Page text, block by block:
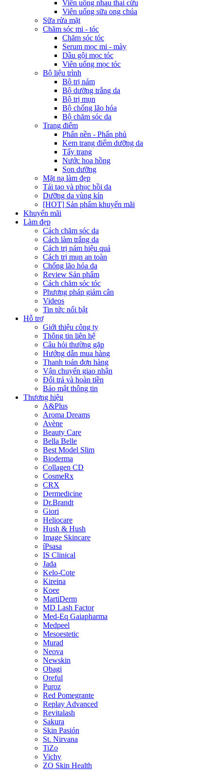
Viên uống nhau thai cừu
Viên uống sữa ong chúa
Sữa rửa mặt
Chăm sóc mi - tóc
Chăm sóc tóc
Serum mọc mi - mày
Dầu gội mọc tóc
Viên uống mọc tóc
Bộ liệu trình
Bộ trị nám
Bộ dưỡng trắng da
Bộ trị mụn
Bộ chống lão hóa
Bộ chăm sóc da
Trang điểm
Phấn nền - Phấn phủ
Kem trang điểm dưỡng da
Tẩy trang
Nước hoa hồng
Son dưỡng
Mặt nạ làm đẹp
Tái tạo và phục hồi da
Dưỡng da vùng kín
[HOT] Sản phẩm khuyến mãi
Khuyến mãi
Làm đẹp
Cách chăm sóc da
Cách làm trắng da
Cách trị nám hiệu quả
Cách trị mụn an toàn
Chống lão hóa da
Review Sản phẩm
Cách chăm sóc tóc
Phương pháp giảm cân
Videos
Tin tức nổi bật
Hỗ trợ
Giới thiệu công ty
Thông tin liên hệ
Câu hỏi thường gặp
Hướng dẫn mua hàng
Thanh toán đơn hàng
Vận chuyển giao nhận
Đổi trả và hoàn tiền
Bảo mật thông tin
Thương hiệu
A&Plus
Aroma Dreams
Avène
Beauty Care
Bella Belle
Best Model Slim
Bioderma
Collagen CD
CosmeRx
CRX
Dermedicine
Dr.Brandt
Giori
Heliocare
Hush & Hush
Image Skincare
íPsasa
IS Clinical
Jada
Kelo-Cote
Kireina
Koee
MartiDerm
MD Lash Factor
Med-Eq Gaiapharma
Medpeel
Mesoestetic
Murad
Neova
Newskin
Obagi
Oreful
Puroz
Red Pomegrante
Replay Advanced
Revitalash
Sakura
Skin Pasión
St. Nirvana
TiZo
Vichy
ZO Skin Health